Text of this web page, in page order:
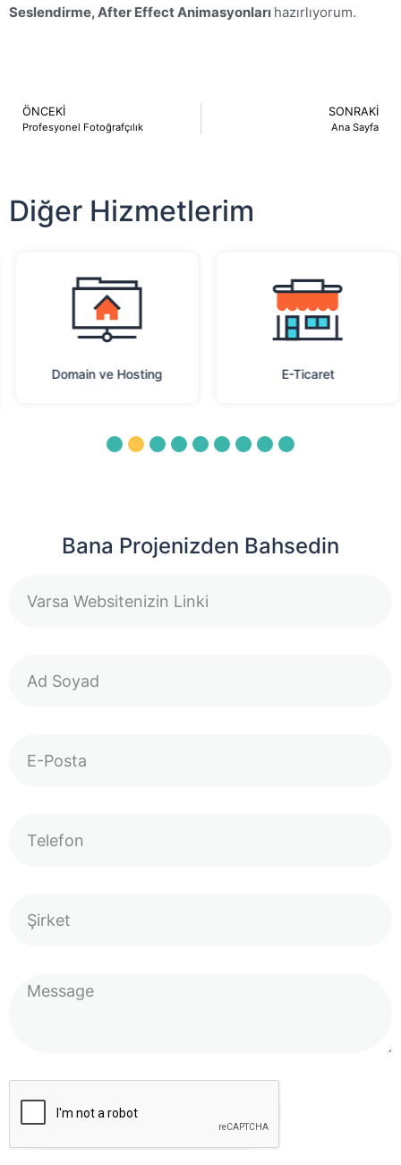
Seslendirme, After Effect Animasyonları hazırlıyorum.
ÖNCEKI
Profesyonel Fotoğrafçılık
SONRAKI
Ana Sayfa
Diğer Hizmetlerim
Domain ve Hosting E-Ticaret
3 4 5 6 7 8 9
Bana Projenizden Bahsedin